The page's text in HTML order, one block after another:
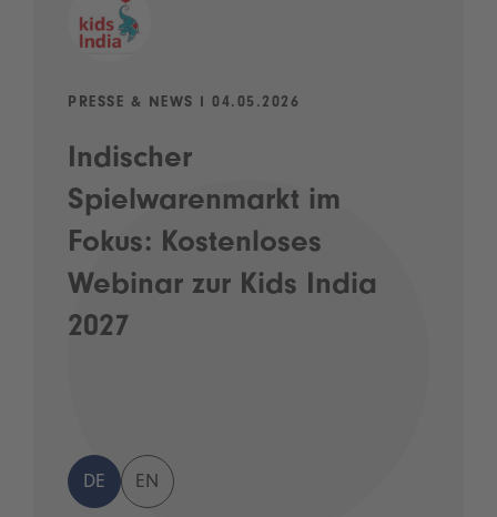
PRESSE & NEWS I 04.05.2026
Indischer
Spielwarenmarkt im
Fokus: Kostenloses
Webinar zur Kids India
2027
DE EN